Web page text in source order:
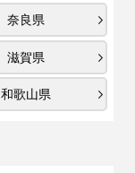
奈良県
滋賀県
和歌山県